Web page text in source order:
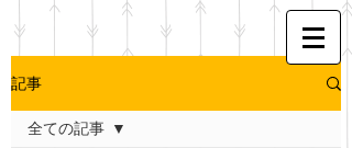
記事
全ての記事